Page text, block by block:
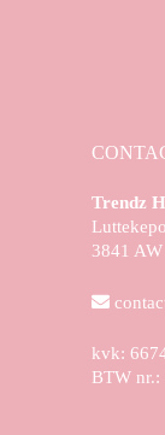
Trendz
3841
kvk:
BTW